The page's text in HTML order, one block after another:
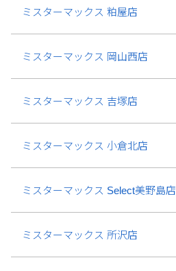
ミスターマックス 粕屋店
ミスターマックス 岡山西店
ミスターマックス 吉塚店
ミスターマックス 小倉北店
ミスターマックス Select美野島店
ミスターマックス 所沢店